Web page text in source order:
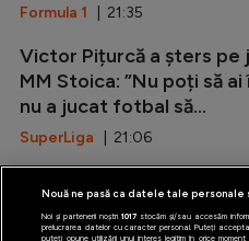
Formula 1 | 21:35
Victor Pițurcă a șters pe
MM Stoica: ”Nu poți să
nu a jucat fotbal să...
SuperLiga | 21:06
LaLiga| 20:37
Nouă ne pasă ca datele tale personale
Noi și partenerii noștri 1017stocăm și/sau accesăm
prelucrarea datelor cu caracter personal. Puteți
puteți opune utilizării unui interes legitim în orice